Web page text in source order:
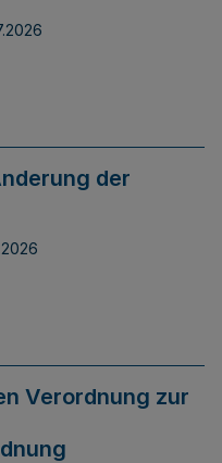
der
Verordnung zur